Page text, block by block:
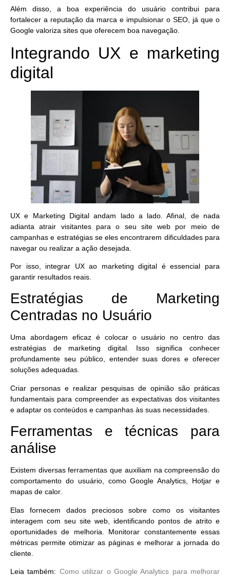
Além disso, a boa experiência do usuário contribui para
fortalecer a reputação da marca e impulsionar o SEO, já que o
Google valoriza sites que oferecem boa navegação.
Integrando UX e marketing
digital
UX e Marketing Digital andam lado a lado. Afinal, de nada
adianta atrair visitantes para o seu site web por meio de
campanhas e estratégias se eles encontrarem dificuldades para
navegar ou realizar a ação desejada.
Por isso, integrar UX ao marketing digital é essencial para
garantir resultados reais.
Estratégias de Marketing
Centradas no Usuário
Uma abordagem eficaz é colocar o usuário no centro das
estratégias de marketing digital. Isso significa conhecer
profundamente seu público, entender suas dores e oferecer
soluções adequadas.
Criar personas e realizar pesquisas de opinião são práticas
fundamentais para compreender as expectativas dos visitantes
e adaptar os conteúdos e campanhas às suas necessidades.
Ferramentas e técnicas para
análise
Existem diversas ferramentas que auxiliam na compreensão do
comportamento do usuário, como Google Analytics, Hotjar e
mapas de calor.
Elas fornecem dados preciosos sobre como os visitantes
interagem com seu site web, identificando pontos de atrito e
oportunidades de melhoria. Monitorar constantemente essas
métricas permite otimizar as páginas e melhorar a jornada do
cliente.
Leia também: Como utilizar o Google Analytics para melhorar